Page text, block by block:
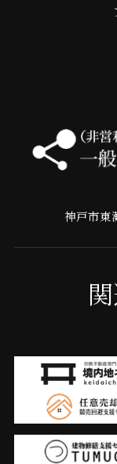
神戸市東